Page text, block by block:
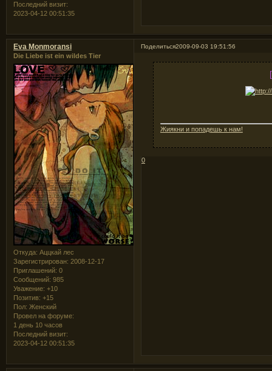
Последний визит:
2023-04-12 00:51:35
Поделиться2009-09-03 19:51:56
Eva Monmoransi
Die Liebe ist ein wildes Tier
Откуда: Аццкай лес
Зарегистрирован: 2008-12-17
Приглашений: 0
Сообщений: 985
Уважение: +10
Позитив: +15
Пол: Женский
Провел на форуме:
1 день 10 часов
Последний визит:
2023-04-12 00:51:35
Жиякни и попадешь к нам!
0